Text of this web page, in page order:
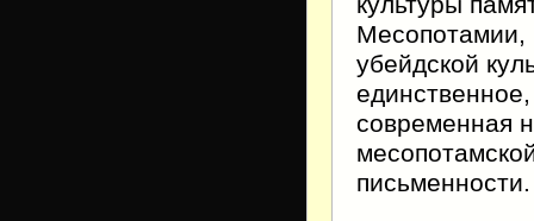
Месопотамии,
убейдской
современная
письменности.